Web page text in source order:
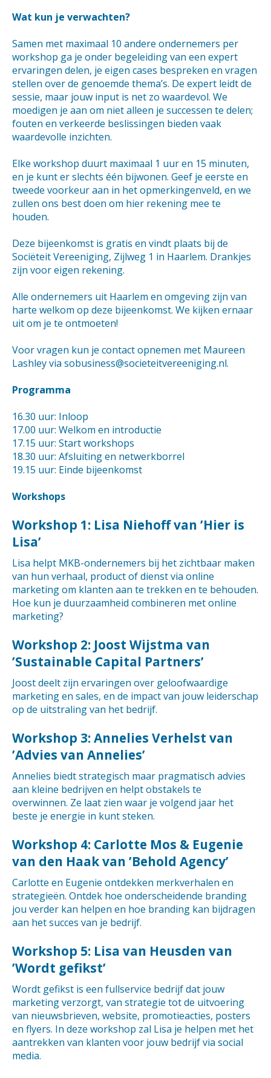
Wat kun je verwachten?
Samen met maximaal 10 andere ondernemers per
workshop ga je onder begeleiding van een expert
ervaringen delen, je eigen cases bespreken en vragen
stellen over de genoemde thema’s. De expert leidt de
sessie, maar jouw input is net zo waardevol. We
moedigen je aan om niet alleen je successen te delen;
fouten en verkeerde beslissingen bieden vaak
waardevolle inzichten.
Elke workshop duurt maximaal 1 uur en 15 minuten,
en je kunt er slechts één bijwonen. Geef je eerste en
tweede voorkeur aan in het opmerkingenveld, en we
zullen ons best doen om hier rekening mee te
houden.
Deze bijeenkomst is gratis en vindt plaats bij de
Sociëteit Vereeniging, Zijlweg 1 in Haarlem. Drankjes
zijn voor eigen rekening.
Alle ondernemers uit Haarlem en omgeving zijn van
harte welkom op deze bijeenkomst. We kijken ernaar
uit om je te ontmoeten!
Voor vragen kun je contact opnemen met Maureen
Lashley via sobusiness@societeitvereeniging.nl.
Programma
16.30 uur: Inloop
17.00 uur: Welkom en introductie
17.15 uur: Start workshops
18.30 uur: Afsluiting en netwerkborrel
19.15 uur: Einde bijeenkomst
Workshops
Workshop 1: Lisa Niehoff van ’Hier is
Lisa’
Lisa helpt MKB-ondernemers bij het zichtbaar maken
van hun verhaal, product of dienst via online
marketing om klanten aan te trekken en te behouden.
Hoe kun je duurzaamheid combineren met online
marketing?
Workshop 2: Joost Wijstma van
’Sustainable Capital Partners’
Joost deelt zijn ervaringen over geloofwaardige
marketing en sales, en de impact van jouw leiderschap
op de uitstraling van het bedrijf.
Workshop 3: Annelies Verhelst van
’Advies van Annelies’
Annelies biedt strategisch maar pragmatisch advies
aan kleine bedrijven en helpt obstakels te
overwinnen. Ze laat zien waar je volgend jaar het
beste je energie in kunt steken.
Workshop 4: Carlotte Mos & Eugenie
van den Haak van ’Behold Agency’
Carlotte en Eugenie ontdekken merkverhalen en
strategieën. Ontdek hoe onderscheidende branding
jou verder kan helpen en hoe branding kan bijdragen
aan het succes van je bedrijf.
Workshop 5: Lisa van Heusden van
’Wordt gefikst’
Wordt gefikst is een fullservice bedrijf dat jouw
marketing verzorgt, van strategie tot de uitvoering
van nieuwsbrieven, website, promotieacties, posters
en flyers. In deze workshop zal Lisa je helpen met het
aantrekken van klanten voor jouw bedrijf via social
media.